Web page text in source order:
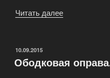
Читать далее
ОПУБЛИКОВАНО
10.09.2015
Ободковая